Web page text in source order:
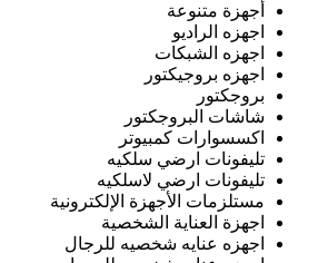
أجهزة متنوعة
اجهزه الراديو
اجهزه الشبكات
اجهزه بروجيكتور
بروجكتور
شاشات البروجكتور
اكسسوارات كمبيوتر
تليفونات ارضي سلكيه
تليفونات ارضي لاسلكيه
مستلزمات الأجهزة الإلكترونية
اجهزة العناية الشخصية
اجهزه عنايه شخصيه للرجال